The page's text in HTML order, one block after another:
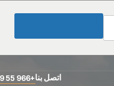
اتصل بنا+966 55 209 2525